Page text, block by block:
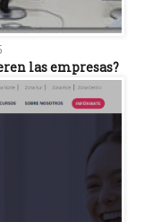
las empresas?